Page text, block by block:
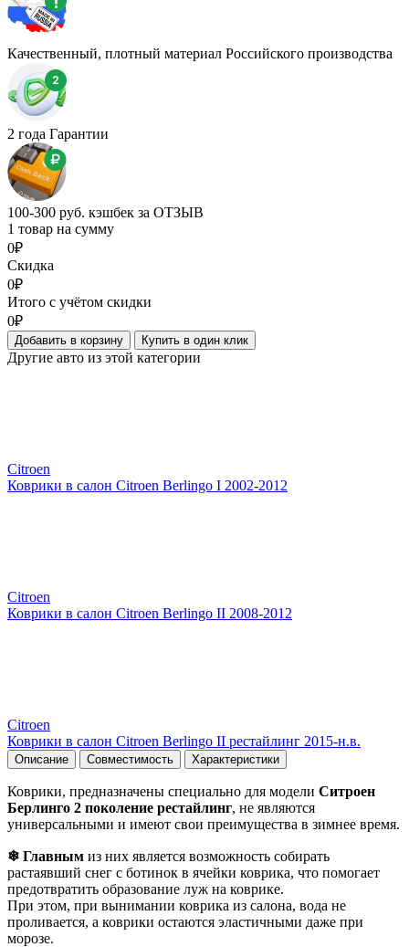
Качественный, плотный материал Российского производства
2 года Гарантии
100-300 руб. кэшбек за ОТЗЫВ
1 товар на сумму
0₽
Скидка
0₽
Итого с учётом скидки
0₽
Добавить в корзину Купить в один клик
Другие авто из этой категории
Citroen
Коврики в салон Citroen Berlingo I 2002-2012
Citroen
Коврики в салон Citroen Berlingo II 2008-2012
Citroen
Коврики в салон Citroen Berlingo II рестайлинг 2015-н.в.
Описание Совместимость Характеристики
Коврики, предназначены специально для модели Ситроен
Берлинго 2 поколение рестайлинг, не являются
универсальными и имеют свои преимущества в зимнее время.
❄ Главным из них является возможность собирать
растаявший снег с ботинок в ячейки коврика, что помогает
предотвратить образование луж на коврике.
При этом, при вынимании коврика из салона, вода не
проливается, а коврики остаются эластичными даже при
морозе.